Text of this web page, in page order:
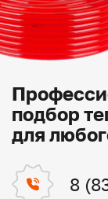
подбор
для
8